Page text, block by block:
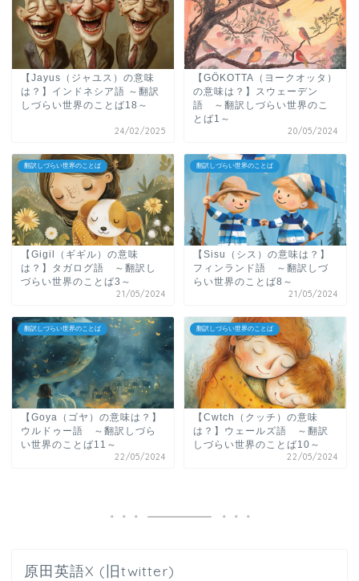
【Jayus（ジャユス）の意味
は？】インドネシア語 ～翻訳
しづらい世界のことば18～
24/02/2025
【GÖKOTTA（ヨークオッタ）
の意味は？】スウェーデン
語 ～翻訳しづらい世界のこ
とば1～
20/05/2024
翻訳しづらい世界のことば
【Gigil（ギギル）の意味
は？】タガログ語 ～翻訳し
づらい世界のことば3～
21/05/2024
翻訳しづらい世界のことば
【Sisu（シス）の意味は？】
フィンランド語 ～翻訳しづ
らい世界のことば8～
21/05/2024
翻訳しづらい世界のことば
【Goya（ゴヤ）の意味は？】
ウルドゥー語 ～翻訳しづら
い世界のことば11～
22/05/2024
翻訳しづらい世界のことば
【Cwtch（クッチ）の意味
は？】ウェールズ語 ～翻訳
しづらい世界のことば10～
22/05/2024
原田英語X (旧twitter)